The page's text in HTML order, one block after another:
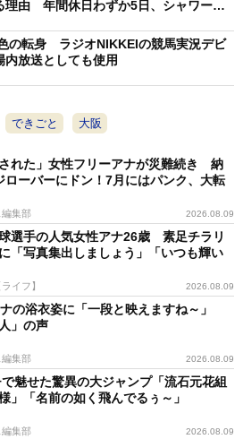
理由 年間休日わずか5日、シャワー中
の転身 ラジオNIKKEIの競馬実況デビ
放送としても使用
できごと 大阪
された」女性フリーアナが災難続き 納
ローバーにドン！7月にはパンク、大転
編集部 2026.08.09
選手の人気女性アナ26歳 素足チラリ
「写真集出しましょう」「いつも輝い
イフ】 2026.08.09
の浴衣姿に「一段と映えますね～」
」の声
編集部 2026.08.09
魅せた驚異の大ジャンプ「流石元花組
」「名前の如く飛んでるぅ～」
編集部 2026.08.09